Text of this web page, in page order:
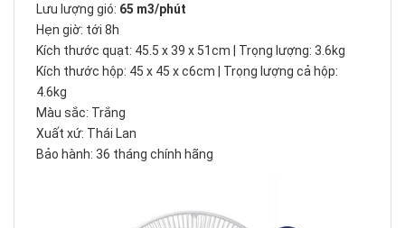
Lưu lượng gió: 65 m3/phút
Hẹn giờ: tới 8h
Kích thước quạt: 45.5 x 39 x 51cm | Trọng lượng: 3.6kg
Kích thước hộp: 45 x 45 x c6cm | Trọng lượng cả hộp:
4.6kg
Màu sắc: Trắng
Xuất xứ: Thái Lan
Bảo hành: 36 tháng chính hãng